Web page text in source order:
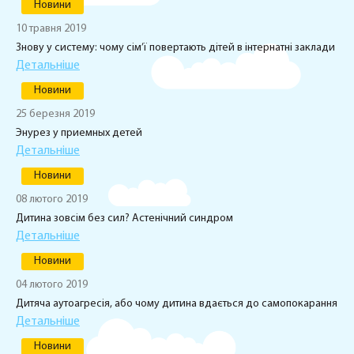
Новини
10 травня 2019
Знову у систему: чому сім’ї повертають дітей в інтернатні заклади
Детальніше
Новини
25 березня 2019
Энурез у приемных детей
Детальніше
Новини
08 лютого 2019
Дитина зовсім без сил? Астенічний синдром
Детальніше
Новини
04 лютого 2019
Дитяча аутоагреcія, або чому дитина вдається до самопокарання
Детальніше
Новини